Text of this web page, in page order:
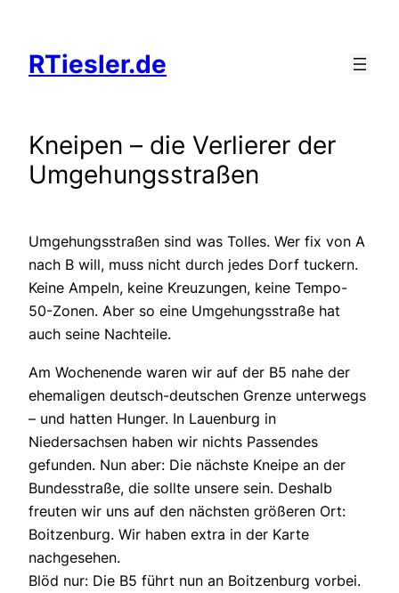
springen
RTiesler.de
Kneipen – die Verlierer der
Umgehungsstraßen
Umgehungsstraßen sind was Tolles. Wer fix von A
nach B will, muss nicht durch jedes Dorf tuckern.
Keine Ampeln, keine Kreuzungen, keine Tempo-
50-Zonen. Aber so eine Umgehungsstraße hat
auch seine Nachteile.
Am Wochenende waren wir auf der B5 nahe der
ehemaligen deutsch-deutschen Grenze unterwegs
– und hatten Hunger. In Lauenburg in
Niedersachsen haben wir nichts Passendes
gefunden. Nun aber: Die nächste Kneipe an der
Bundesstraße, die sollte unsere sein. Deshalb
freuten wir uns auf den nächsten größeren Ort:
Boitzenburg. Wir haben extra in der Karte
nachgesehen.
Blöd nur: Die B5 führt nun an Boitzenburg vorbei.